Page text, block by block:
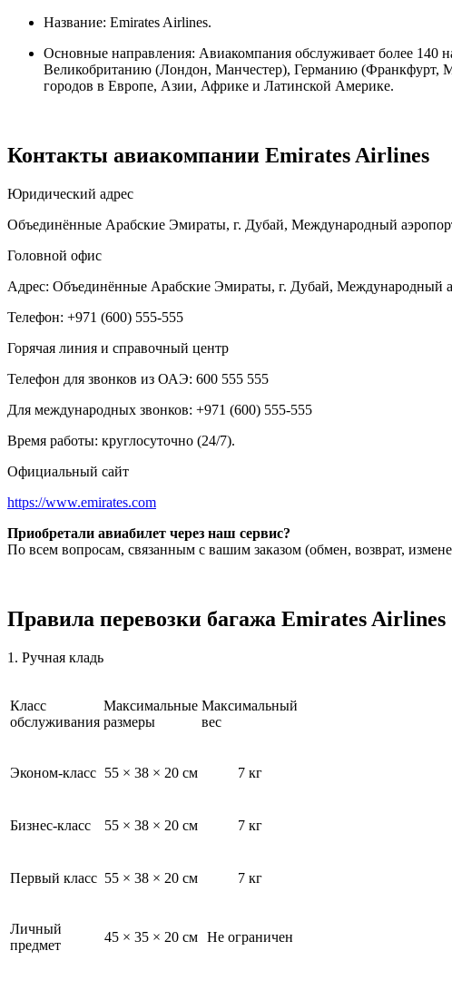
Название: Emirates Airlines.
Основные направления: Авиакомпания обслуживает более
Великобританию (Лондон, Манчестер), Германию
городов в Европе, Азии, Африке и Латинской Америке.
Контакты авиакомпании Emirates Airlines
Юридический адрес
Объединённые Арабские Эмираты, г. Дубай, Международный
Головной офис
Адрес: Объединённые Арабские Эмираты, г. Дубай, Международный
Телефон: +971 (600) 555-555
Горячая линия и справочный центр
Телефон для звонков из ОАЭ: 600 555 555
Для международных звонков: +971 (600) 555-555
Время работы: круглосуточно (24/7).
Официальный сайт
https://www.emirates.com
Приобретали авиабилет через наш сервис?
По всем вопросам, связанным с вашим заказом (обмен, возврат,
Правила перевозки багажа Emirates Airlines
1. Ручная кладь
Класс
обслуживания
Максимальные
размеры
Максимальный
вес
Эконом-класс 55 × 38 × 20 см 7 кг
Бизнес-класс 55 × 38 × 20 см 7 кг
Первый класс 55 × 38 × 20 см 7 кг
Личный
предмет
45 × 35 × 20 см Не ограничен